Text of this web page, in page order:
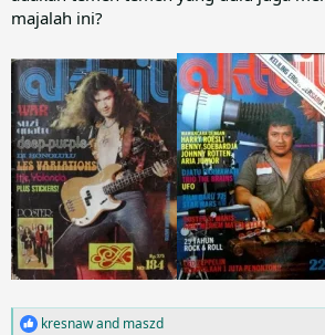
majalah ini?
R
kresnawand maszd